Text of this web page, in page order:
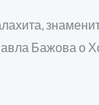
Бажова о